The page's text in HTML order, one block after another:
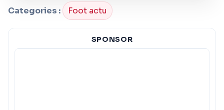
Categories : Foot actu
SPONSOR